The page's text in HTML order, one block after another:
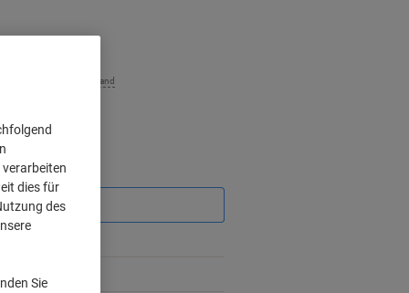
zzgl. Versand
dies für
des
Sie